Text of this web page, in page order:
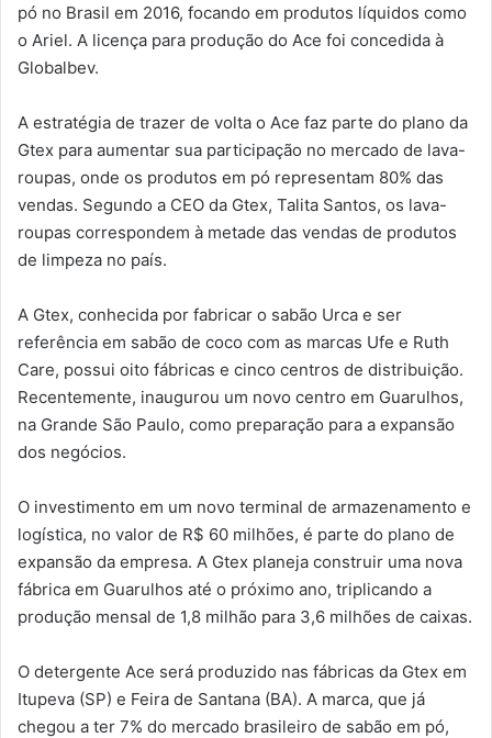
pó no Brasil em 2016, focando em produtos líquidos como
o Ariel. A licença para produção do Ace foi concedida à
Globalbev.
A estratégia de trazer de volta o Ace faz parte do plano da
Gtex para aumentar sua participação no mercado de lava-
roupas, onde os produtos em pó representam 80% das
vendas. Segundo a CEO da Gtex, Talita Santos, os lava-
roupas correspondem à metade das vendas de produtos
de limpeza no país.
A Gtex, conhecida por fabricar o sabão Urca e ser
referência em sabão de coco com as marcas Ufe e Ruth
Care, possui oito fábricas e cinco centros de distribuição.
Recentemente, inaugurou um novo centro em Guarulhos,
na Grande São Paulo, como preparação para a expansão
dos negócios.
O investimento em um novo terminal de armazenamento e
logística, no valor de R$ 60 milhões, é parte do plano de
expansão da empresa. A Gtex planeja construir uma nova
fábrica em Guarulhos até o próximo ano, triplicando a
produção mensal de 1,8 milhão para 3,6 milhões de caixas.
O detergente Ace será produzido nas fábricas da Gtex em
Itupeva (SP) e Feira de Santana (BA). A marca, que já
chegou a ter 7% do mercado brasileiro de sabão em pó,